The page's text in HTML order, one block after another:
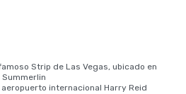
Strip de Las Vegas, ubicado en
aeropuerto internacional Harry Reid